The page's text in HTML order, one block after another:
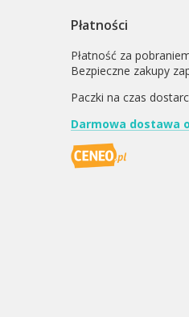
Płatności
Płatność za
Bezpieczne zakupy
Paczki na czas
Darmowa dostawa